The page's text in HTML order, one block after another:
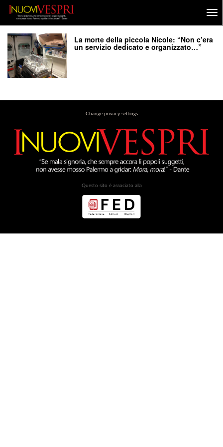
La morte della piccola Nicole: “Non c’era
un servizio dedicato e organizzato…”
Change privacy settings
Questo sito è associato alla